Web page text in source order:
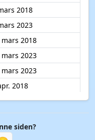
2018
2023
mars 2018
mars 2023
mars 2023
2018
2019
2020
2017
siden?